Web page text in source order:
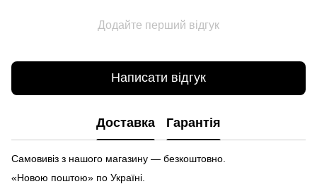
Додайте перший відгук
Написати відгук
Доставка Гарантія
Самовивіз з нашого магазину — безкоштовно.
«Новою поштою» по Україні.